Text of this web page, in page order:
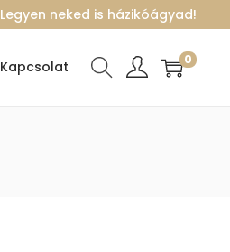
Legyen neked is házikóágyad!
Kapcsolat 0